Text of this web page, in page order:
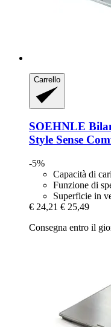
Carrello
SOEHNLE
Style Sense
-5%
Capacità di
Funzione di
Superficie in
€ 24,21 € 25,49
Consegna entro il